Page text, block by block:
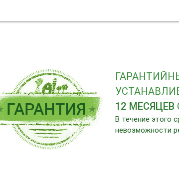
12 МЕСЯЦЕВ
В течение этого
невозможности